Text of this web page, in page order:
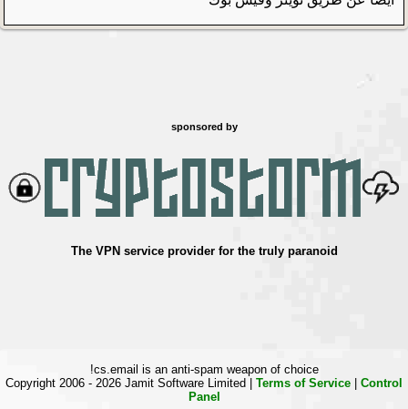
sponsored by
The VPN service provider for the truly paranoid
cs.email is an anti-spam weapon of choice!
Copyright 2006 - 2026 Jamit Software Limited | Terms of Service | Control
Panel